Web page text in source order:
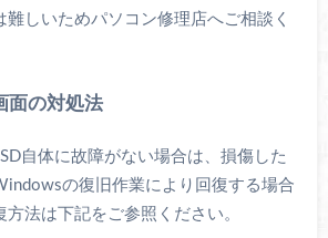
難しいためパソコン修理店へご相談く
面の対処法
自体に故障がない場合は、損傷した
の復旧作業により回復する場合
法は下記をご参照ください。